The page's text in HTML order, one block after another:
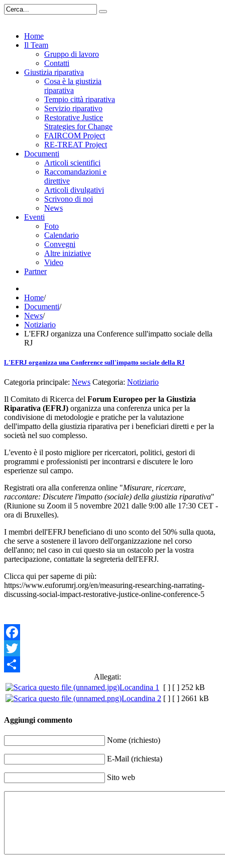
Home
Il Team
Gruppo di lavoro
Contatti
Giustizia riparativa
Cosa è la giustizia
riparativa
Tempio città riparativa
Servizio riparativo
Restorative Justice
Strategies for Change
FAIRCOM Project
RE-TREAT Project
Documenti
Articoli scientifici
Raccomandazioni e
direttive
Articoli divulgativi
Scrivono di noi
News
Eventi
Foto
Calendario
Convegni
Altre iniziative
Video
Partner
Home/
Documenti/
News/
Notiziario
L'EFRJ organizza una Conference sull'impatto sociale della
RJ
L'EFRJ organizza una Conference sull'impatto sociale della RJ
Categoria principale: News Categoria: Notiziario
Il Comitato di Ricerca del Forum Europeo per la Giustizia
Riparativa (EFRJ) organizza una conferenza unica per la
condivisione di metodologie e pratiche per la valutazione
dell'impatto della giustizia riparativa per i beneficiari diretti e per la
società nel suo complesso.
L'evento è il posto migliore per ricercatori, politici, gestori di
programmi e professionisti per incontrarsi e discutere le loro
esperienze sul campo.
Registrati ora alla conferenza online "Misurare, ricercare,
raccontare: Discutere l'impatto (sociale) della giustizia riparativa"
(Riunione su Zoom il 5 novembre 2021 dalle 9:00 alle 17:30 CET -
ora di Bruxelles).
I membri dell'EFRJ beneficiano di uno sconto del 50% sulla quota,
che serve a sostenere il lavoro dell'organizzazione nel corso
dell'anno; nel caso in cui questo sia un ostacolo per la vostra
partecipazione, contattate la segreteria dell'EFRJ.
Clicca qui per saperne di più:
https://www.euforumrj.org/en/measuring-researching-narrating-
discussing-social-impact-restorative-justice-online-conference-5
Facebook
Twitter
Allegati:
Locandina 1
[ ] [ ] 252 kB
Locandina 2 [ ] [ ] 2661 kB
Aggiungi commento
Nome (richiesto)
E-Mail (richiesta)
Sito web